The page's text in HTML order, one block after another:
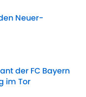
Neuer-
der FC Bayern
im Tor